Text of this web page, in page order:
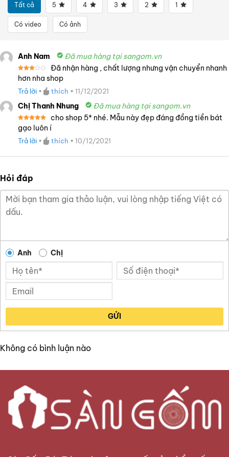
Tất cả 5 4 3 2 1
Có video Có ảnh
Anh Nam Đã mua hàng tại sangom.vn
Được
xếp
hạng
3 5
Đã nhận hàng , chất lượng nhưng vận chuyển nhanh
hơn nha shop
Trả lời • thích • 11/12/2021
Chị Thanh Nhung Đã mua hàng tại sangom.vn
Được xếp
hạng 55
cho shop 5* nhé. Mẫu này đẹp đáng đồng tiền bát
gạo luôn í
Trả lời • thích • 10/12/2021
Hỏi đáp
Anh Chị
GỬI
Không có bình luận nào